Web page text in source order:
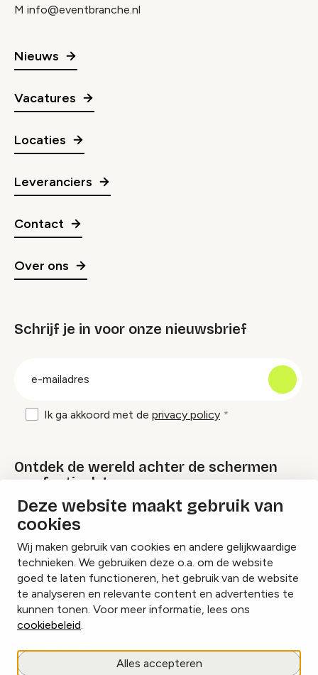
Deze website maakt gebruik van
cookies
Wij maken gebruik van cookies en andere gelijkwaardige
technieken. We gebruiken deze o.a. om de website
goed te laten functioneren, het gebruik van de website
te analyseren en relevante content en advertenties te
kunnen tonen. Voor meer informatie, lees ons
cookiebeleid.
Alles accepteren
M info@eventbranche.nl
Nieuws
Vacatures
Locaties
Leveranciers
Contact
Over ons
Schrijf je in voor onze nieuwsbrief
Ik ga akkoord met de privacy policy
Ontdek de wereld achter de schermen
van festivals!
Lees onze Festival Specials
InstagramFacebookLinkedIn
Cookies beheren
Privacy policy